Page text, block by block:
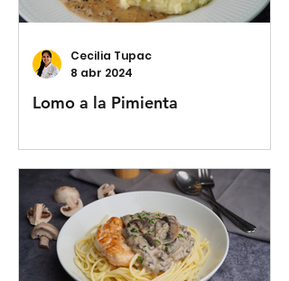
Lomo a la Pimienta
Cecilia Tupac
8 abr 2024